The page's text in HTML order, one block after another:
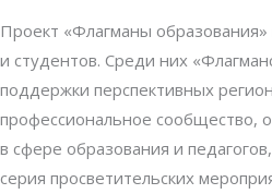
Проект «Флагманы образования»
и студентов. Среди них
поддержки перспективных
профессиональное сообщество,
в сфере образования и
серия просветительских